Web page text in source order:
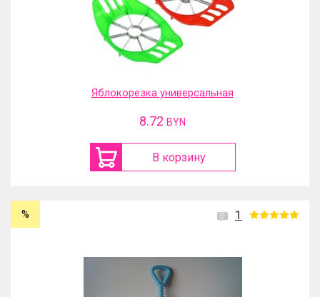
Яблокорезка универсальная
8.72 BYN
В корзину
1
%